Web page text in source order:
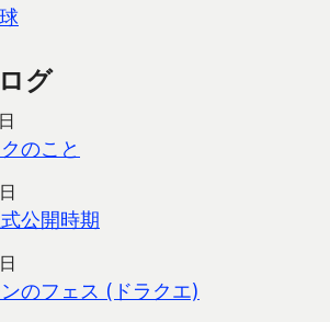
グ
のこと
公開時期
のフェス (ドラクエ)